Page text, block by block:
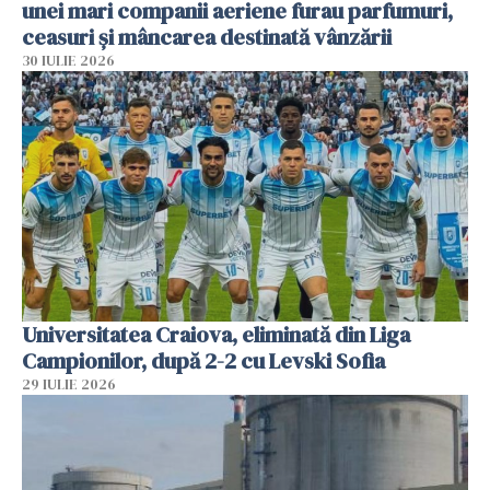
unei mari companii aeriene furau parfumuri,
ceasuri și mâncarea destinată vânzării
30 IULIE 2026
Universitatea Craiova, eliminată din Liga
Campionilor, după 2-2 cu Levski Sofia
29 IULIE 2026